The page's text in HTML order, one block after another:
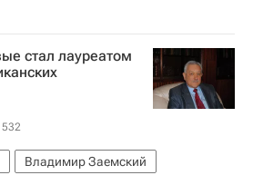
стал лауреатом
532
Владимир Заемский